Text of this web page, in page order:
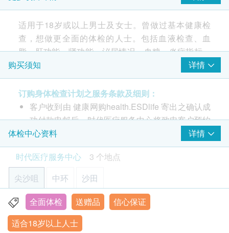
健康中心設施良好整濕，唯比較難預約星期
六日。
礼品吸引
The medical
rebate
package is a
礼品吸引
查看所有评论
$1,000扣减优惠 (不可与优惠码叠加使用)
癌症指标测试
甲种胚胎蛋白 (肝)
艾巴氏病毒抗体(鼻咽)
前列腺癌抗原
癌抗原 19.9 (胰脏)
癌胚抗原(结肠)
癌抗原125 (卵巢)
癌抗原15.3 (乳房)
2 重点项目
心脏检查 重点项目
静卧心电图
肺功能 重点项目
胸肺X光片
氏抹片只可检验细胞病变，能更早发现感染HPV，对预防子宫
颈癌有极大帮助。
34% off
HK$500.0 HK$760
肝、胆、脾、胰、肾及主动脉 (此检查项目或需另约日期到指
定中心进行检查)
HK$ 2,100.0
超薄柏氏子宫颈抹片检验
除可检查子宫颈癌前期病变外，亦可知是否有其他妇科隐患，
如柏氏抹片发炎。(适合有性经验的女性检查)
HK$500.0
【特别优惠】复合粪便DNA检测(23种)
粪便DNA检测比传统显微镜更灵敏准确，能侦测微量寄生虫并
精准辨识品种，同时可筛查肠道病毒与幽门螺旋杆菌，确保治
疗对症下药。
50% off
适用于18岁或以上男士及女士。曾做过基本健康检
查，想做更全面的体检的人士。包括血液检查、血
脂、肝功能、肾功能、泌尿情况、血糖、炎症指标、
甲状腺、额外赠送1项超声波检查及2项癌症指标测
试。
- 每位验身者加送一项超声波检查(5选1): 前列腺或乳
房或盆腔(子宫、卵巢、膀胱）或 甲状腺或颈动脉
- 每位验身者加送二项癌症指标测试(7选2): 艾柏斯坦
氏病毒全面抗体(鼻咽) 或甲种胚胎蛋白(肝) 或癌胚抗
原(结肠) 或癌抗原19.9 (胰脏) 或前列腺癌抗原或癌抗
原125 (卵巢) 或癌抗原15.3 (乳房)
此计划包括血液检查、血脂、肝功能、肾功能、泌尿
情况、血糖、炎症指标、甲状腺、额外赠送1项超声
波检查及2项癌症指标测试。
购买须知 详情
订购身体检查计划之服务条款及细则：
客户收到由 健康网购health.ESDlife 寄出之确认成
功付款电邮后，时代医疗服务中心将致电客户预约
身体检查的时间及地点。
时代医疗服务中心 - 预约或查询：3585 8533
客户必须于预约当天出示身份证及列印订购确认信
以确认身份。
身体检查计划或疫苗计划，有效期为6个月，客户
必须于6个月内 (由确认付款日期起计) 接受有关检
查，逾期作废。
订购一经确认，不设退款。
体检中心资料
详情
时代医疗服务中心
3 个地点
尖沙咀
中环 沙田
香港九龙尖沙咀弥敦道26号1302-1305室
显示地图
全面体检 送赠品
信心保证
适合18岁以上人士